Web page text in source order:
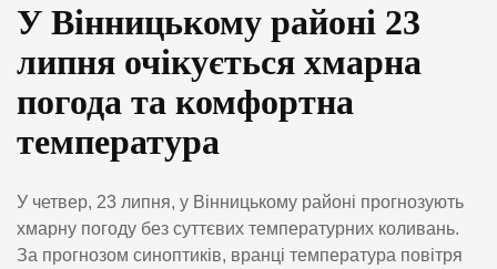
У Вінницькому районі 23
липня очікується хмарна
погода та комфортна
температура
У четвер, 23 липня, у Вінницькому районі прогнозують
хмарну погоду без суттєвих температурних коливань.
За прогнозом синоптиків, вранці температура повітря